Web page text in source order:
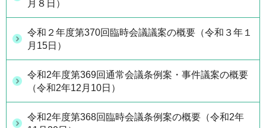
月８日）
令和２年度第370回臨時会議議案の概要（令和３年１
月15日）
令和2年度第369回通常会議条例案・事件議案の概要
（令和2年12月10日）
令和2年度第368回臨時会議条例案の概要（令和2年